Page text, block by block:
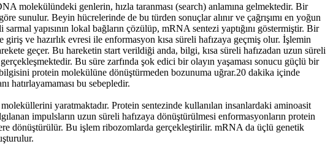
molekülündeki genlerin, hızla taranması (search) anlamına gelmektedir. Bir
sunulur. Beyin hücrelerinde de bu türden sonuçlar alınır ve çağrışımı en yoğun
yapısının lokal bağların çözülüp, mRNA sentezi yaptığını göstermiştir. Bir
ve hazırlık evresi ile enformasyon kısa süreli hafızaya geçmiş olur. İşlemin
geçer. Bu hareketin start verildiği anda, bilgi, kısa süreli hafızadan uzun süreli
Bu süre zarfında şok edici bir olayın yaşaması sonucu güçlü bir
protein molekülüne dönüştürmeden bozunuma uğrar.20 dakika içinde
hatırlayamaması bu sebepledir.
yaratmaktadır. Protein sentezinde kullanılan insanlardaki aminoasit
impulsların uzun süreli hafızaya dönüştürülmesi enformasyonların protein
dönüştürülür. Bu işlem ribozomlarda gerçekleştirilir. mRNA da üçlü genetik